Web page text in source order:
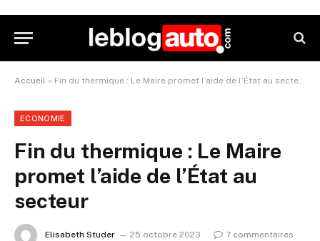
Accueil » Fin du thermique : Le Maire promet l’aide de l’État au secteur
ECONOMIE
Fin du thermique : Le Maire
promet l’aide de l’État au
secteur
Elisabeth Studer 25 octobre 2023 7 commentaires